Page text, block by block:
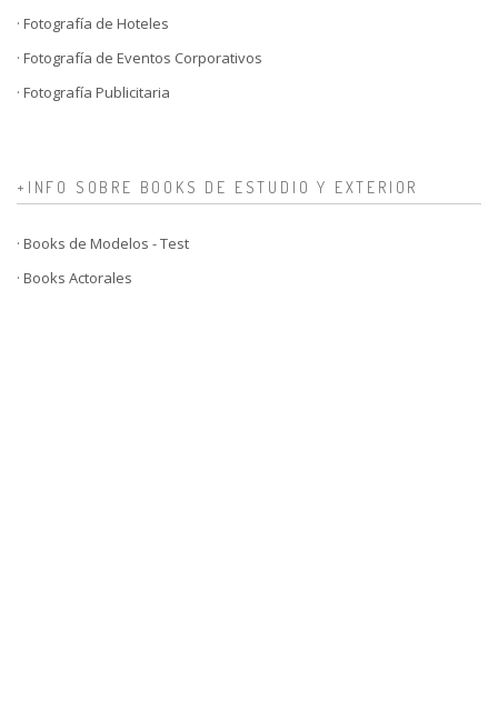
· Fotografía de Hoteles
· Fotografía de Eventos Corporativos
· Fotografía Publicitaria
+INFO SOBRE BOOKS DE ESTUDIO Y EXTERIOR
· Books de Modelos - Test
· Books Actorales